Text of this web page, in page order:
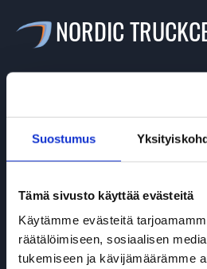
Suostumus
Tämä sivusto käyttää evästeitä
Käytämme evästeitä
räätälöimiseen, sosiaalisen
tukemiseen ja kävijämäärämme
NORDIC
Valikko
>> Etusivu